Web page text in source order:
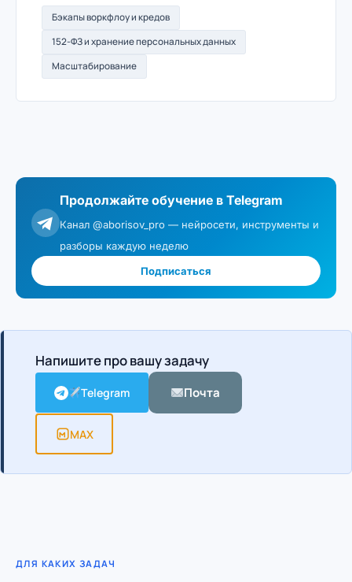
Бэкапы воркфлоу и кредов
152-ФЗ и хранение персональных данных
Масштабирование
Продолжайте обучение в Telegram
Канал @aborisov_pro — нейросети, инструменты и
разборы каждую неделю
Подписаться
Напишите про вашу задачу
Telegram Почта
MAX
ДЛЯ КАКИХ ЗАДАЧ